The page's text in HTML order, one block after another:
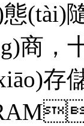
(tài)
商，